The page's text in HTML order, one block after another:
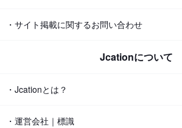
・サイト掲載に関するお問い合わせ
Jcationについて
・Jcationとは？
・運営会社｜標識